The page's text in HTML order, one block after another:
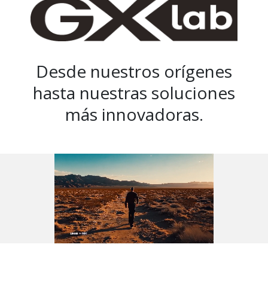
Desde nuestros orígenes
hasta nuestras soluciones
más innovadoras.